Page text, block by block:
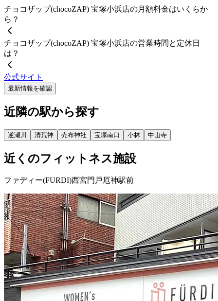
チョコザップ(chocoZAP) 宝塚小浜店の月額料金はいくらか
ら？
チョコザップ(chocoZAP) 宝塚小浜店の営業時間と定休日
は？
公式サイト
最新情報を確認
近隣の駅から探す
逆瀬川 清荒神 売布神社 宝塚南口 小林 中山寺
近くのフィットネス施設
ファディー(FURDI)西宮門戸厄神駅前